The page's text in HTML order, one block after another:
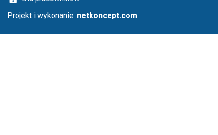
Projekt i wykonanie: netkoncept.com